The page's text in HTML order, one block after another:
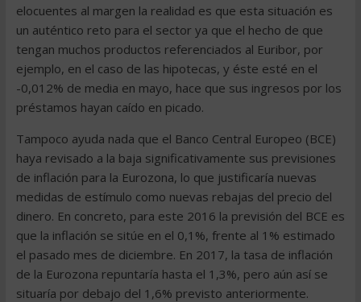
elocuentes al margen la realidad es que esta situación es
un auténtico reto para el sector ya que el hecho de que
tengan muchos productos referenciados al Euribor, por
ejemplo, en el caso de las hipotecas, y éste esté en el
-0,012% de media en mayo, hace que sus ingresos por los
préstamos hayan caído en picado.
Tampoco ayuda nada que el Banco Central Europeo (BCE)
haya revisado a la baja significativamente sus previsiones
de inflación para la Eurozona, lo que justificaría nuevas
medidas de estímulo como nuevas rebajas del precio del
dinero. En concreto, para este 2016 la previsión del BCE es
que la inflación se sitúe en el 0,1%, frente al 1% estimado
el pasado mes de diciembre. En 2017, la tasa de inflación
de la Eurozona repuntaría hasta el 1,3%, pero aún así se
situaría por debajo del 1,6% previsto anteriormente.